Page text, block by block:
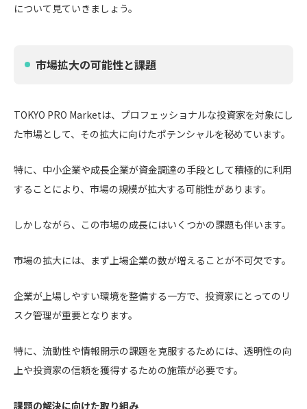
について見ていきましょう。
市場拡大の可能性と課題
TOKYO PRO Marketは、プロフェッショナルな投資家を対象にし
た市場として、その拡大に向けたポテンシャルを秘めています。
特に、中小企業や成長企業が資金調達の手段として積極的に利用
することにより、市場の規模が拡大する可能性があります。
しかしながら、この市場の成長にはいくつかの課題も伴います。
市場の拡大には、まず上場企業の数が増えることが不可欠です。
企業が上場しやすい環境を整備する一方で、投資家にとってのリ
スク管理が重要となります。
特に、流動性や情報開示の課題を克服するためには、透明性の向
上や投資家の信頼を獲得するための施策が必要です。
課題の解決に向けた取り組み